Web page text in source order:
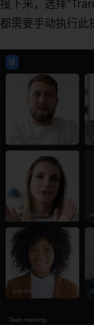
接下来，选择
都需要手动执行此